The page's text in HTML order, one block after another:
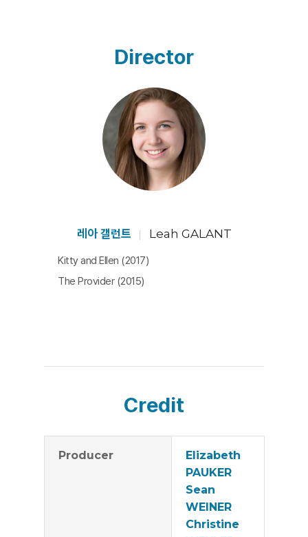
짧게 스케치한다. ‘스위스 갓 탤런트’ 프로그램에 출연했던
그녀는 이제 ‘아메리카 갓 탤런트’ 프로그램에 출연하기로
한다. 그러나 이 13분짜리 영화는 그 짧은 러닝타임 안에
서 우리의 속물적이고 뻔한 기대를 배반한다. 그녀가 프로
그램에 출연해 자신의 시로 만든 노래를 멋지게 들려주고
사람들의 환호와 박수를 받는 일은 일어나지 않는다. 이 영
화가 찬란하게 빛나는 건 아이러니하게도 그 지점에서다.
그녀의 말대로, 그녀는 “아직 살아있고, 그 사실을 증명하
늘도 그녀는 시를 쓰고 젊은 친구들과 음식을 나누고 노래
Director
레아 갤런트 Leah GALANT
Kitty and Ellen (2017)
The Provider (2015)
Credit
Producer
Elizabeth
PAUKER
Sean
WEINER
Christine